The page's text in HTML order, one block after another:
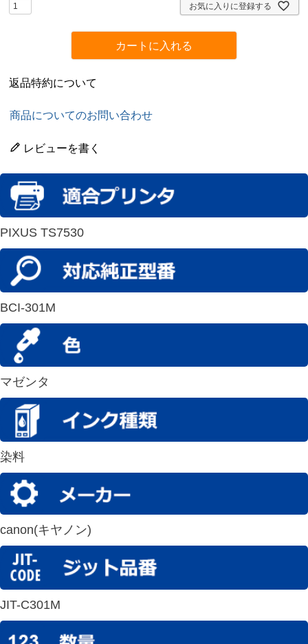
お気に入りに登録する
カートに入れる
返品特約について
商品についてのお問い合わせ
レビューを書く
PIXUS TS7530
BCI-301M
マゼンタ
染料
canon(キヤノン)
JIT-C301M